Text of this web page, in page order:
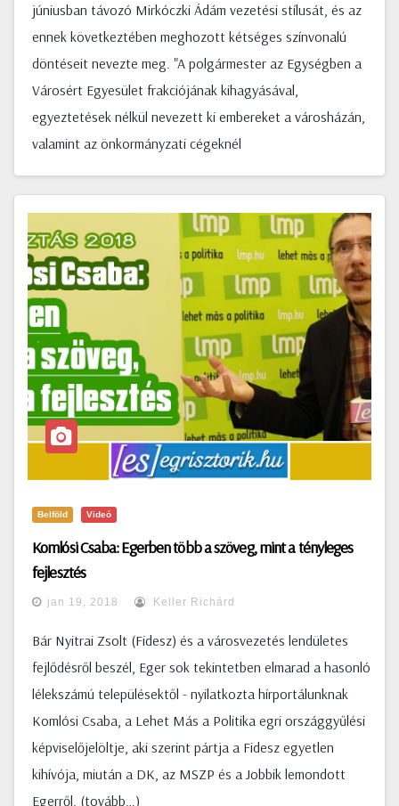
júniusban távozó Mirkóczki Ádám vezetési stílusát, és az
ennek következtében meghozott kétséges színvonalú
döntéseit nevezte meg. "A polgármester az Egységben a
Városért Egyesület frakciójának kihagyásával,
egyeztetések nélkül nevezett ki embereket a városházán,
valamint az önkormányzati cégeknél
Belföld Videó
Komlósi Csaba: Egerben több a szöveg, mint a tényleges
fejlesztés
jan 19, 2018 Keller Richárd
Bár Nyitrai Zsolt (Fidesz) és a városvezetés lendületes
fejlődésről beszél, Eger sok tekintetben elmarad a hasonló
lélekszámú településektől - nyilatkozta hírportálunknak
Komlósi Csaba, a Lehet Más a Politika egri országgyűlési
képviselőjelöltje, aki szerint pártja a Fidesz egyetlen
kihívója, miután a DK, az MSZP és a Jobbik lemondott
Egerről. (tovább…)